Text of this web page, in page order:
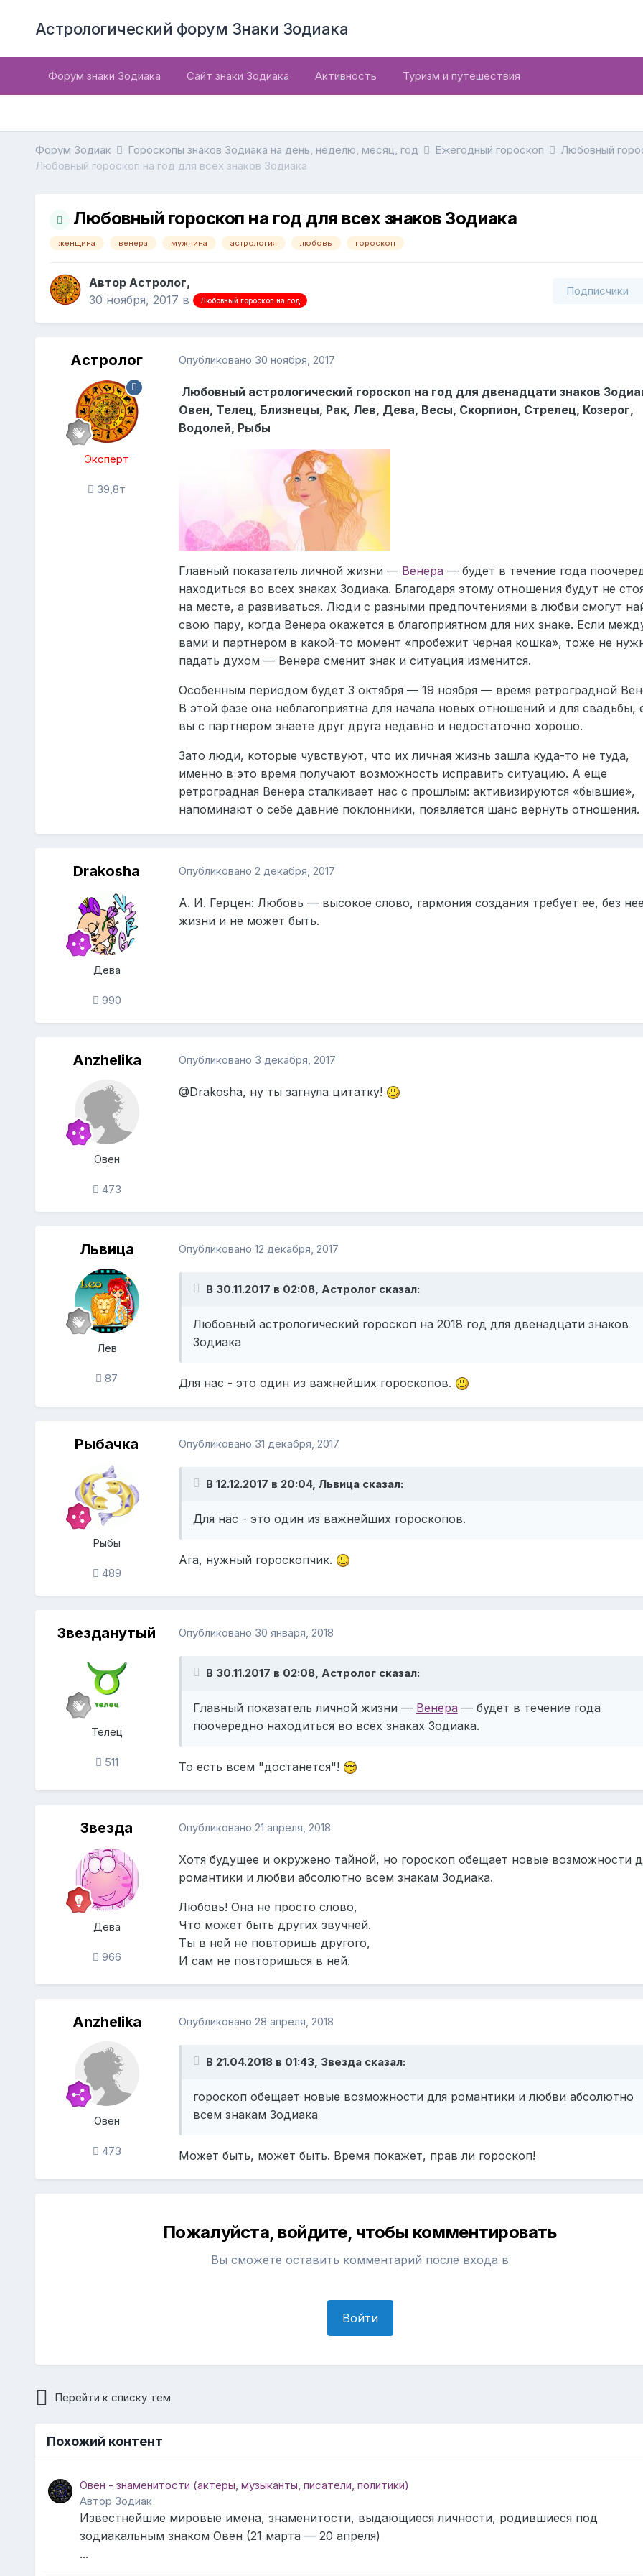
Астрологический форум Знаки Зодиака
Форум знаки Зодиака Сайт знаки Зодиака Активность Туризм и путешествия
Форум Зодиак Гороскопы знаков Зодиака на день, неделю, месяц, год Ежегодный гороскоп
Любовный
Любовный гороскоп на год для всех знаков Зодиака
Любовный гороскоп на год для всех знаков Зодиака
женщина венера мужчина астрология любовь гороскоп
Автор Астролог,
30 ноября, 2017 в Любовный гороскоп на год
Подписчики
Астролог
Эксперт
39,8т
Опубликовано 30 ноября, 2017
Любовный астрологический гороскоп на год для двенадцати знаков
Овен, Телец, Близнецы, Рак, Лев, Дева, Весы, Скорпион, Стрелец, Козерог,
Водолей, Рыбы
Главный показатель личной жизни — Венера — будет в течение года
находиться во всех знаках Зодиака. Благодаря этому отношения будут не
на месте, а развиваться. Люди с разными предпочтениями в любви смогут
свою пару, когда Венера окажется в благоприятном для них знаке. Если
вами и партнером в какой-то момент «пробежит черная кошка», тоже не
падать духом — Венера сменит знак и ситуация изменится.
Особенным периодом будет 3 октября — 19 ноября — время ретроградной
В этой фазе она неблагоприятна для начала новых отношений и для свадьбы,
вы с партнером знаете друг друга недавно и недостаточно хорошо.
Зато люди, которые чувствуют, что их личная жизнь зашла куда-то не туда,
именно в это время получают возможность исправить ситуацию. А еще
ретроградная Венера сталкивает нас с прошлым: активизируются «бывшие»,
напоминают о себе давние поклонники, появляется шанс вернуть отношения.
Drakosha
Дева
990
Опубликовано 2 декабря, 2017
А. И. Герцен: Любовь — высокое слово, гармония создания требует ее, без
жизни и не может быть.
Anzhelika
Овен
473
Опубликовано 3 декабря, 2017
@Drakosha, ну ты загнула цитатку!
Львица
Лев
87
Опубликовано 12 декабря, 2017
В 30.11.2017 в 02:08, Астролог сказал:
Любовный астрологический гороскоп на 2018 год для двенадцати знаков
Зодиака
Для нас - это один из важнейших гороскопов.
Рыбачка
Рыбы
489
Опубликовано 31 декабря, 2017
В 12.12.2017 в 20:04, Львица сказал:
Для нас - это один из важнейших гороскопов.
Ага, нужный гороскопчик.
Звезданутый
Телец
511
Опубликовано 30 января, 2018
В 30.11.2017 в 02:08, Астролог сказал:
Главный показатель личной жизни — Венера — будет в течение года
поочередно находиться во всех знаках Зодиака.
То есть всем "достанется"!
Звезда
Дева
966
Опубликовано 21 апреля, 2018
Хотя будущее и окружено тайной, но гороскоп обещает новые возможности
романтики и любви абсолютно всем знакам Зодиака.
Любовь! Она не просто слово,
Что может быть других звучней.
Ты в ней не повторишь другого,
И сам не повторишься в ней.
Anzhelika
Овен
473
Опубликовано 28 апреля, 2018
В 21.04.2018 в 01:43, Звезда сказал:
гороскоп обещает новые возможности для романтики и любви абсолютно
всем знакам Зодиака
Может быть, может быть. Время покажет, прав ли гороскоп!
Пожалуйста, войдите, чтобы комментировать
Вы сможете оставить комментарий после входа в
Войти
Перейти к списку тем
Похожий контент
Овен - знаменитости (актеры, музыканты, писатели, политики)
Автор Зодиак
Известнейшие мировые имена, знаменитости, выдающиеся личности, родившиеся под
зодиакальным знаком Овен (21 марта — 20 апреля)
...